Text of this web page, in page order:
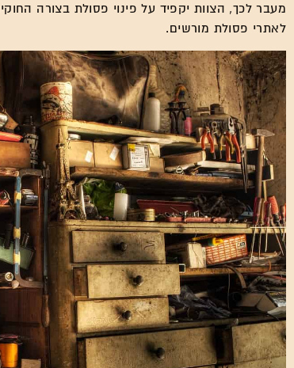
מעבר לכך, הצוות יקפיד על פינוי פסולת בצורה
לאתרי פסולת מורשים.